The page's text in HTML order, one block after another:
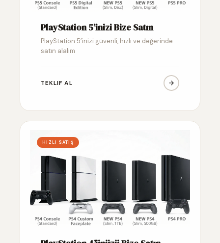
PlayStation 5’inizi Bize Satın
PlayStation 5’inizi güvenli, hızlı ve değerinde
satın alalım
TEKLIF AL
HIZLI SATIŞ